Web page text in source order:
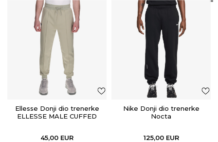
Ellesse Donji dio trenerke
ELLESSE MALE CUFFED
45,00 EUR
Nike Donji dio trenerke
Nocta
125,00 EUR